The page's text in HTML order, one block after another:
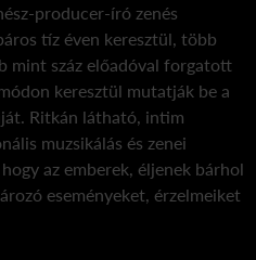
producer-író zenés
tíz éven keresztül, több
mint száz előadóval forgatott
keresztül mutatják be a
Ritkán látható, intim
muzsikálás és zenei
az emberek, éljenek bárhol
eseményeket, érzelmeiket